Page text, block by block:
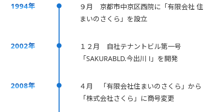
1994年
９月 京都市中京区西院に「有限会社 住
まいのさくら」を設立
2002年
１２月 自社テナントビル第一号
「SAKURABLD.今出川 Ⅰ」を開発
2008年
４月 「有限会社住まいのさくら」から
「株式会社さくら」に商号変更